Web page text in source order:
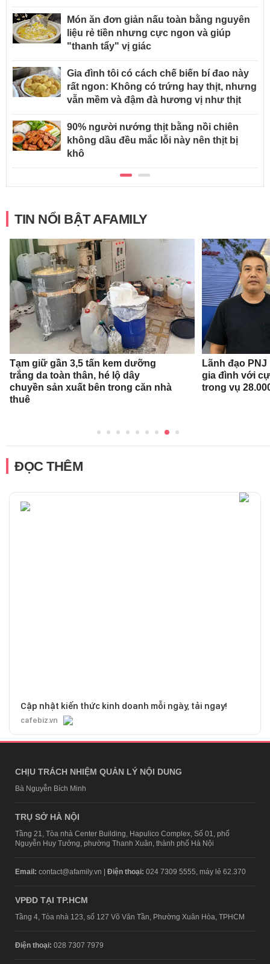
Món ăn đơn giản nấu toàn bằng nguyên
liệu rẻ tiền nhưng cực ngon và giúp
"thanh tẩy" vị giác
Gia đình tôi có cách chế biến bí đao này
rất ngon: Không có trứng hay thịt, nhưng
vẫn mềm và đậm đà hương vị như thịt
90% người nướng thịt bằng nồi chiên
không dầu đều mắc lỗi này nên thịt bị
khô
TIN NỔI BẬT AFAMILY
Tạm giữ gần 3,5 tấn kem dưỡng
trắng da toàn thân, hé lộ dây
chuyền sản xuất bên trong căn nhà
thuê
Lãnh đạo
gia đình với
trong vụ
ĐỌC THÊM
Cập nhật kiến thức kinh doanh mỗi ngày, tải ngay!
cafebiz.vn
CHỊU TRÁCH NHIỆM QUẢN LÝ NỘI DUNG
Bà Nguyễn Bích Minh
TRỤ SỞ HÀ NỘI
Tầng 21, Tòa nhà Center Building, Hapulico Complex, Số 01, phố
Nguyễn Huy Tưởng, phường Thanh Xuân, thành phố Hà Nội
Email: contact@afamily.vn | Điện thoại: 024 7309 5555, máy lẻ 62.370
VPĐD TẠI TP.HCM
Tầng 4, Tòa nhà 123, số 127 Võ Văn Tần, Phường Xuân Hòa, TPHCM
Điện thoại: 028 7307 7979